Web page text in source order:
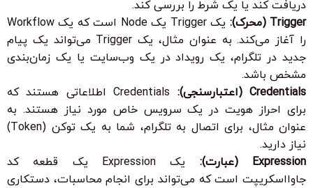
دریافت کند یا یک شرط را بررسی کند.
Trigger (محرک):
یک Trigger یک Node است که یک Workflow
را آغاز می‌کند. به عنوان مثال، یک Trigger می‌تواند یک پیام
جدید در تلگرام، یک رویداد در یک وب‌سایت یا یک زمان‌بندی
مشخص باشد.
Credentials (اعتبارسنجی):
Credentials اطلاعاتی هستند که
برای احراز هویت در یک سرویس خاص مورد نیاز هستند. به
عنوان مثال، برای اتصال به تلگرام، شما به یک توکن (Token)
نیاز دارید.
Expression (عبارت):
یک Expression یک قطعه کد
جاوااسکریپت است که می‌تواند برای انجام محاسبات، دستکاری